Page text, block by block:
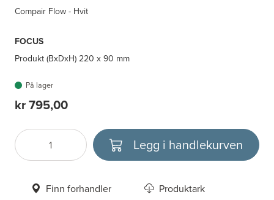
Compair Flow - Hvit
FOCUS
Produkt (BxDxH) 220 x 90 mm
På lager
kr 795,00
Antall
Velg enhet Legg i handlekurven
Finn forhandler Produktark